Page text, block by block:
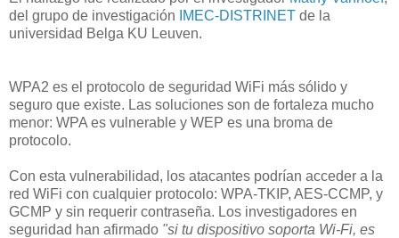
del grupo de investigación
IMEC-DISTRINET de la
universidad Belga KU Leuven.
WPA2 es el protocolo de seguridad WiFi más sólido y
seguro que existe. Las soluciones son de fortaleza mucho
menor: WPA es vulnerable y WEP es una broma de
protocolo.
Con esta vulnerabilidad, los atacantes podrían acceder a la
red WiFi con cualquier protocolo: WPA-TKIP, AES-CCMP, y
GCMP y sin requerir contraseña. Los investigadores en
seguridad han afirmado "si tu dispositivo soporta Wi-Fi, es